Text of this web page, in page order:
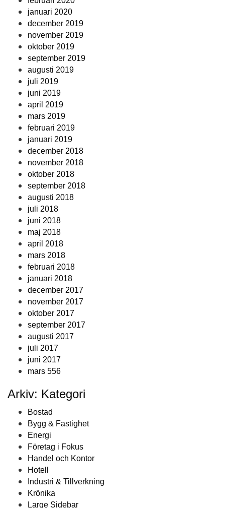
januari 2020
december 2019
november 2019
oktober 2019
september 2019
augusti 2019
juli 2019
juni 2019
april 2019
mars 2019
februari 2019
januari 2019
december 2018
november 2018
oktober 2018
september 2018
augusti 2018
juli 2018
juni 2018
maj 2018
april 2018
mars 2018
februari 2018
januari 2018
december 2017
november 2017
oktober 2017
september 2017
augusti 2017
juli 2017
juni 2017
mars 556
Arkiv: Kategori
Bostad
Bygg & Fastighet
Energi
Företag i Fokus
Handel och Kontor
Hotell
Industri & Tillverkning
Krönika
Large Sidebar